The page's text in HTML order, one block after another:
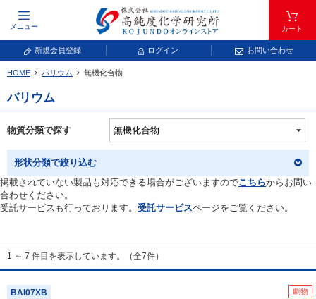
メニュー カート
新規会員登録 ログイン お問い合わせ
元素記号で検索する
元素周期表をタップすると、拡大表示されます。拡大した表から元素記号をタップ
し、一覧へ移動してください。
常温常圧で気体であり、弊社では取り扱いしておりません。
放射性元素または人工元素であり、弊社では取り扱いしておりません。
HOME バリウム 無機化合物
バリウム
物質分類で探す
形状分類で絞り込む
掲載されていない製品も対応できる場合がございますのでこちらからお問い
合わせください。
受託サービスも行っております。 受託サービスページをご覧ください。
1 ～ 7 件目を表示しています。（全7件）
劇物
BAI07XB